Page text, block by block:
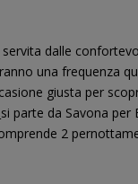
servita dalle
una frequenza
giusta per
si parte da Savona per
2